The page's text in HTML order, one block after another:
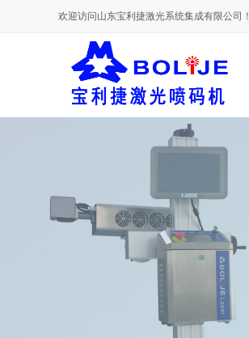
欢迎访问山东宝利捷激光系统集成有限公司！